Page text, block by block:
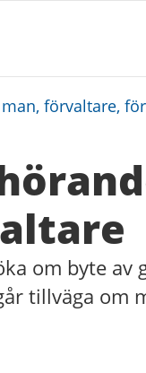
förvaltare,
om byte av
tillväga om